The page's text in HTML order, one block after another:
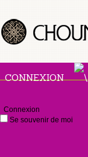
CONNEXION
Connexion
Se souvenir de moi